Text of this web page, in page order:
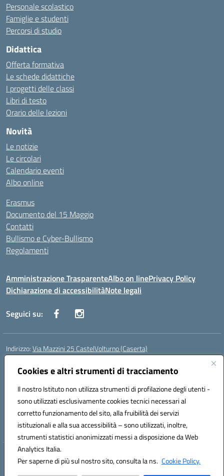
Cookies e altri strumenti di tracciamento
Il nostro Istituto non utilizza strumenti di profilazione degli utenti -
sono utilizzati esclusivamente cookies tecnici necessari al
corretto funzionamento del sito, alla fruibilità dei servizi
istituzionali e alla sua accessibilità – sono utilizzati, inoltre,
strumenti statistici anonimizzati messi a disposizione da Web
Analytics Italia.
Per saperne di più sul nostro sito, consulta la ns. Cookie Policy.
Personale scolastico
Famiglie e studenti
Percorsi di studio
Didattica
Offerta formativa
Le schede didattiche
I progetti delle classi
Libri di testo
Orario delle lezioni
Novità
Le notizie
Le circolari
Calendario eventi
Albo online
Erasmus
Documento del 15 Maggio
Contatti
Bullismo e Cyber-Bullismo
Regolamenti
Amministrazione TrasparenteAlbo on linePrivacy Policy
Dichiarazione di accessibilitàNote legali
Seguici su:
Indirizzo:Via Mazzini 25 CastelVolturno (Caserta)
Centralino:
Posta elettronica certificata (PEC):ceis014005@pec.istruzione.it
Codice fiscale: 93063510619
Codice meccanografico:CEIS014005
Codice Indice delle Pubbliche Amministrazioni (IPA): istsc_ceis014005
Codice unico di fatturazione (CUF): UOU8EW
Hosting & Powered by 3D Solution S.r.l.
Concept & Design by Designers Italia